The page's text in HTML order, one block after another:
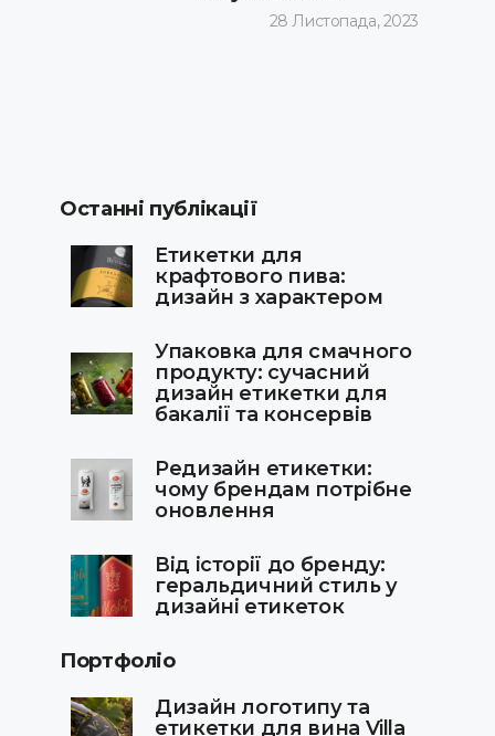
28 Листопада, 2023
Останні публікації
Етикетки для
крафтового пива:
дизайн з характером
Упаковка для смачного
продукту: сучасний
дизайн етикетки для
бакалії та консервів
Редизайн етикетки:
чому брендам потрібне
оновлення
Від історії до бренду:
геральдичний стиль у
дизайні етикеток
Портфоліо
Дизайн логотипу та
етикетки для вина Villa